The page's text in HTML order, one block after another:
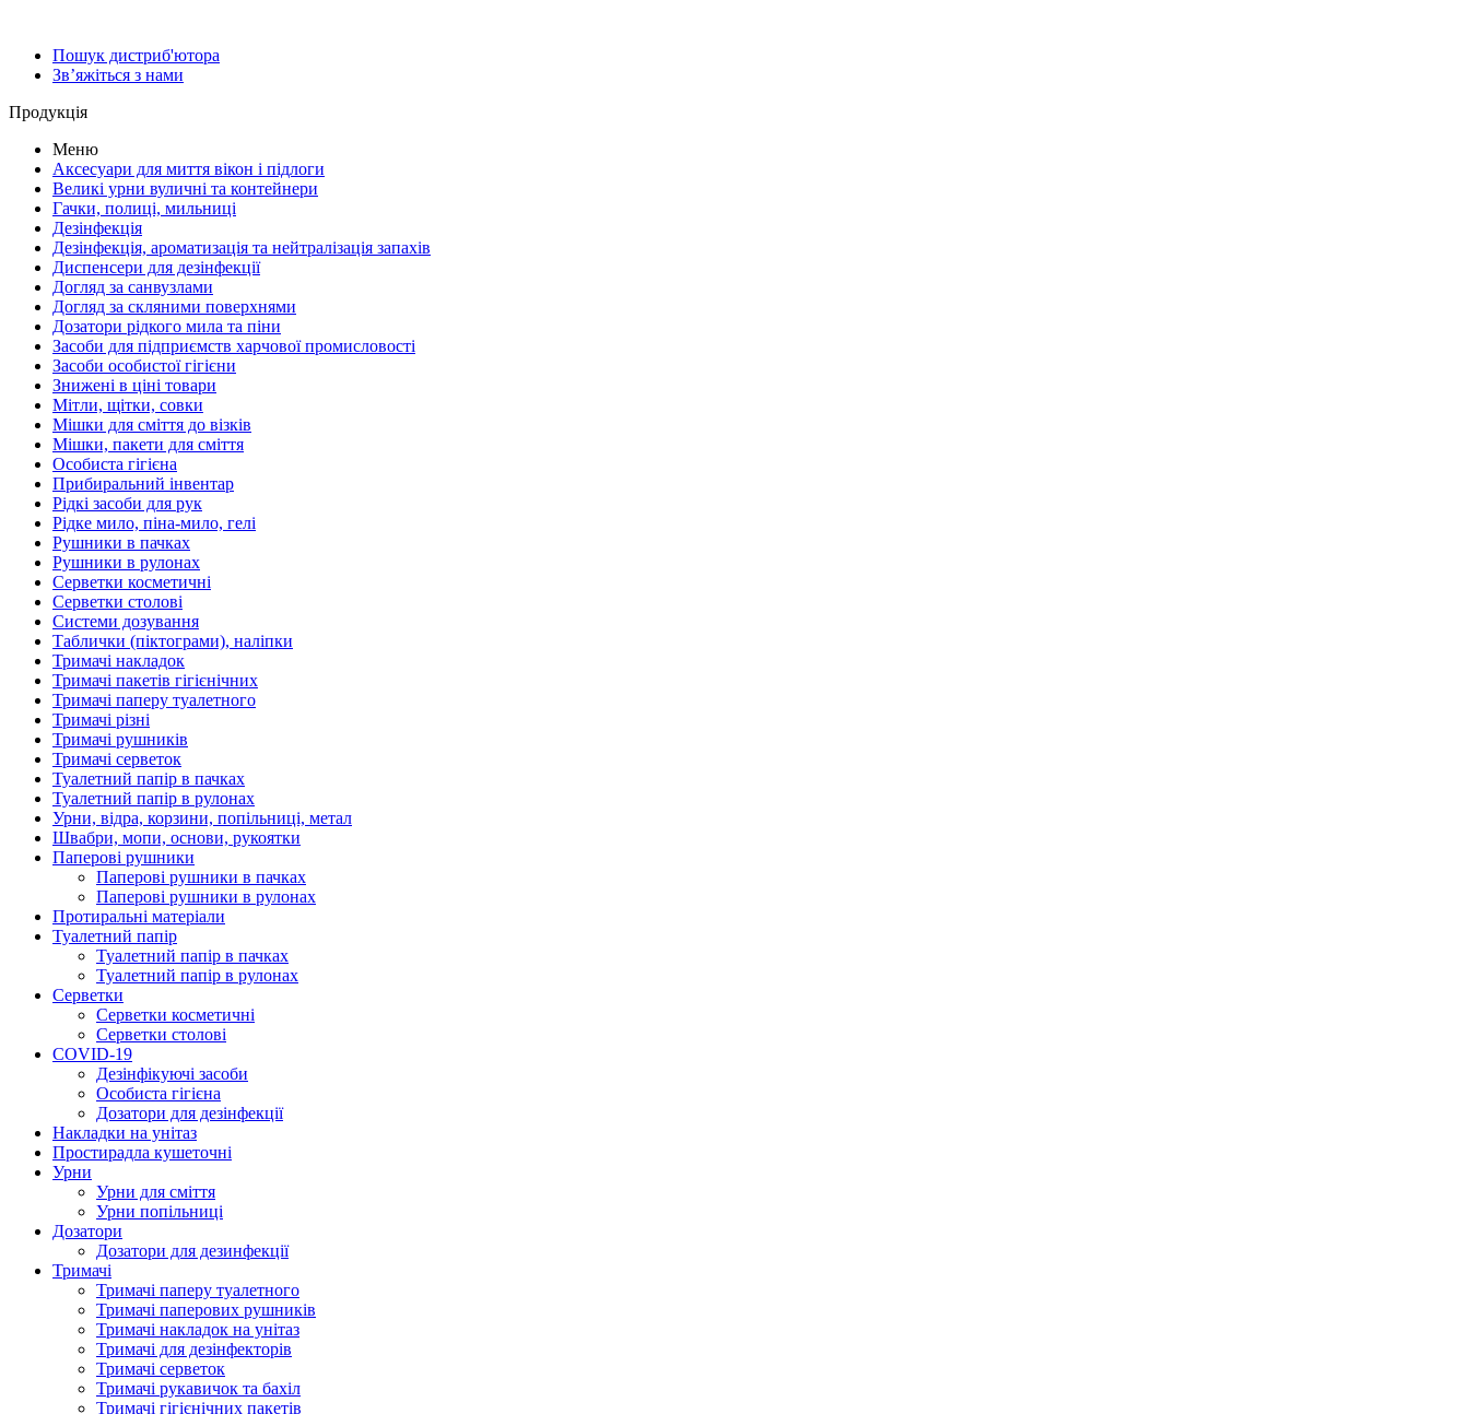
Пошук дистриб'ютора
Зв’яжіться з нами
Продукція
Меню
Аксесуари для миття вікон і підлоги
Великі урни вуличні та контейнери
Гачки, полиці, мильниці
Дезінфекція
Дезінфекція, ароматизація та нейтралізація запахів
Диспенсери для дезінфекції
Догляд за санвузлами
Догляд за скляними поверхнями
Дозатори рідкого мила та піни
Засоби для підприємств харчової промисловості
Засоби особистої гігієни
Знижені в ціні товари
Мітли, щітки, совки
Мішки для сміття до візків
Мішки, пакети для сміття
Особиста гігієна
Прибиральний інвентар
Рідкі засоби для рук
Рідке мило, піна-мило, гелі
Рушники в пачках
Рушники в рулонах
Серветки косметичні
Серветки столові
Системи дозування
Таблички (піктограми), наліпки
Тримачі накладок
Тримачі пакетів гігієнічних
Тримачі паперу туалетного
Тримачі різні
Тримачі рушників
Тримачі серветок
Туалетний папір в пачках
Туалетний папір в рулонах
Урни, відра, корзини, попільниці, метал
Швабри, мопи, основи, рукоятки
Паперові рушники
Паперові рушники в пачках
Паперові рушники в рулонах
Протиральні матеріали
Туалетний папір
Туалетний папір в пачках
Туалетний папір в рулонах
Серветки
Серветки косметичні
Серветки столові
COVID-19
Дезінфікуючі засоби
Особиста гігієна
Дозатори для дезінфекції
Накладки на унітаз
Простирадла кушеточні
Урни
Урни для сміття
Урни попільниці
Дозатори
Дозатори для дезинфекції
Тримачі
Тримачі паперу туалетного
Тримачі паперових рушників
Тримачі накладок на унітаз
Тримачі для дезінфекторів
Тримачі серветок
Тримачі рукавичок та бахіл
Тримачі гігієнічних пакетів